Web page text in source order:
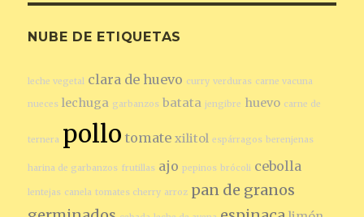
NUBE DE ETIQUETAS
leche vegetal clara de huevo curry verduras carne vacuna
nueces lechuga garbanzos batata jengibre huevo carne de
ternera pollo tomate xilitol espárragos berenjenas
harina de garbanzos frutillas ajo pepinos brócoli cebolla
lentejas canela tomates cherry arroz pan de granos